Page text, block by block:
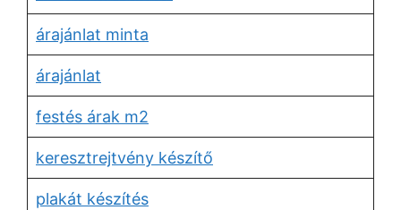
árajánlat minta
árajánlat
festés árak m2
keresztrejtvény készítő
plakát készítés